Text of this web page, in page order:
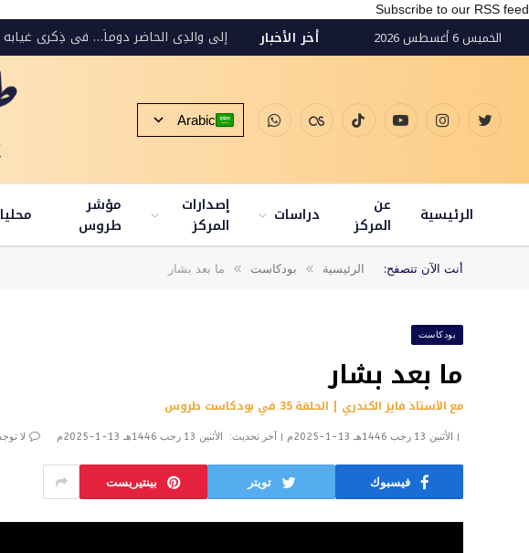
Subscribe to our RSS feed
الخميس 6 أغسطس 2026 أخر الأخبار إلى والدِي الحاضرِ دوماً… في ذِكرى غيابِه
تويتر الانستغراميوتيوب تيكتوك Last.fmواتساب Arabic
الرئيسية
عن
المركز
دراسات
إصدارات
المركز
مؤشر
طروس
أنت الآن تتصفح: الرئيسية » بودكاست » ما بعد بشار
بودكاست
ما بعد بشار
مع الأستاذ فايز الكندري | الحلقة 35 في بودكاست طروس
الأثنين 13 رجب 1446هـ 13-1-2025م آخر تحديث: الأثنين 13 رجب 1446هـ 13-1-2025م لا
فيسبوك تويتر بينتيريست